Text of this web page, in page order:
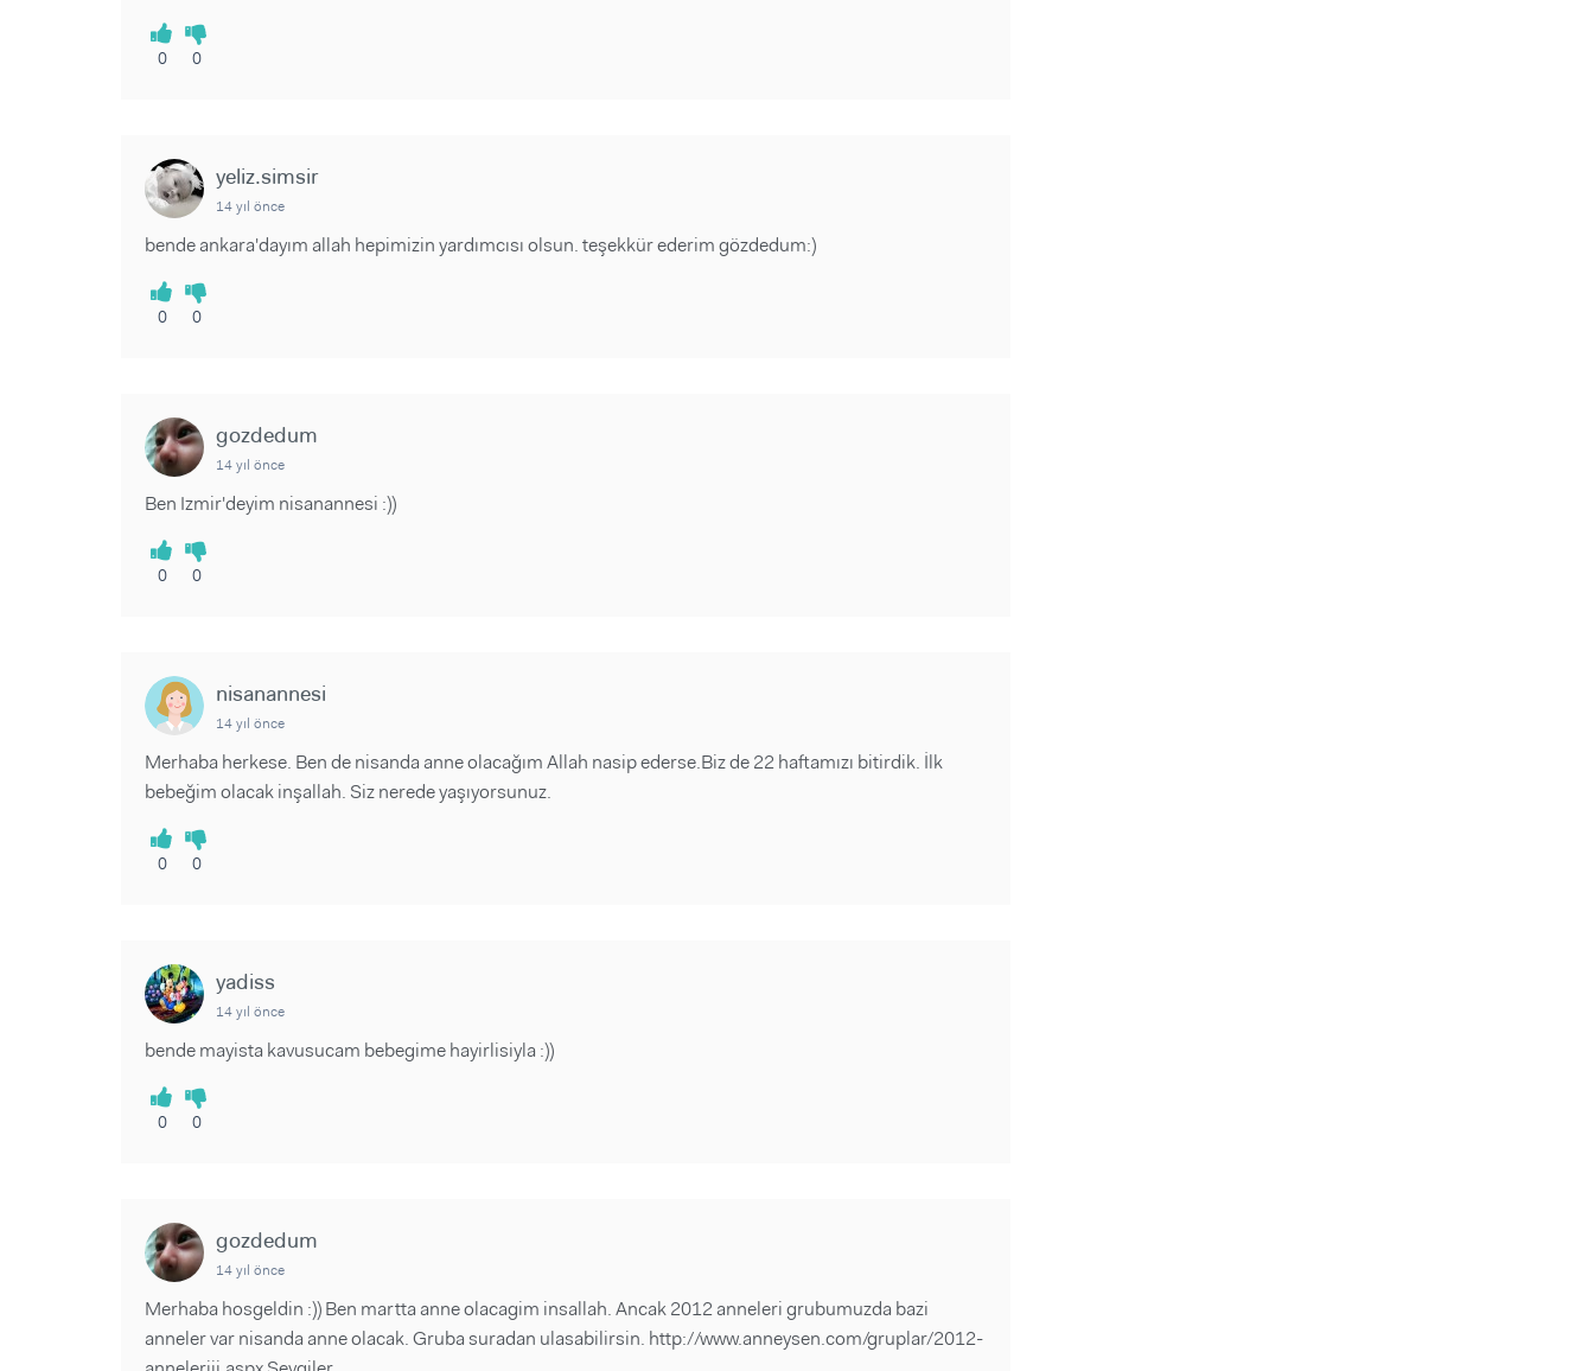
0 0
yeliz.simsir
14 yıl önce
bende ankara'dayım allah hepimizin yardımcısı olsun. teşekkür ederim gözdedum:)
0 0
gozdedum
14 yıl önce
Ben Izmir'deyim nisanannesi :))
0 0
nisanannesi
14 yıl önce
Merhaba herkese. Ben de nisanda anne olacağım Allah nasip ederse.Biz de 22 haftamızı bitirdik. İlk
bebeğim olacak inşallah. Siz nerede yaşıyorsunuz.
0 0
yadiss
14 yıl önce
bende mayista kavusucam bebegime hayirlisiyla :))
0 0
gozdedum
14 yıl önce
Merhaba hosgeldin :)) Ben martta anne olacagim insallah. Ancak 2012 anneleri grubumuzda bazi
anneler var nisanda anne olacak. Gruba suradan ulasabilirsin. http://www.anneysen.com/gruplar/2012-